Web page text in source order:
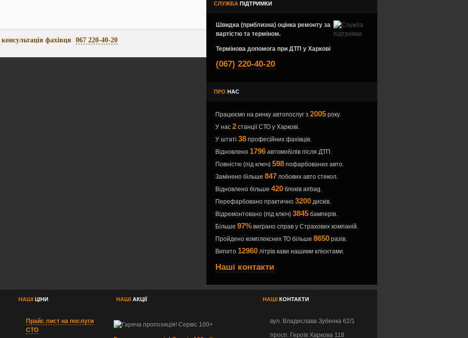
фахівця 067 220-40-20
СЛУЖБА ПІДТРИМКИ
Швидка (приблизна) оцінка ремонту за
вартістю та терміном.
Термінова допомога при ДТП у Харкові
(067) 220-40-20
ПРО НАС
Працюємо на ринку автопослуг з 2005 року.
У нас 2 станції СТО у Харкові.
У штаті 38 професійних фахівців.
Відновлено 1796 автомобілів після ДТП.
Повністю (під ключ) 598 пофарбованих авто.
Замінено більше 847 лобових авто стекол.
Відновлено більше 420 блоків airbag.
Перефарбовано практично 3200 дисків.
Відремонтовано (під ключ) 3845 бамперів.
Більше 97% виграно справ у Страхових компаній.
Пройдено комплексних ТО більше 8650 разів.
Випито 12960 літрів кави нашими клієнтами.
Наші контакти
НАШІ ЦІНИ
Прайс лист на послуги
СТО
НАШІ АКЦІЇ НАШІ КОНТАКТИ
вул. Владислава Зубенка 62/1
просп. Героїв Харкова 118